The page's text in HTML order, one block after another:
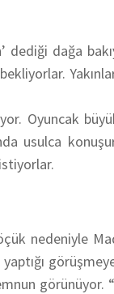
dediği dağa
Oyuncak
usulca
nedeniyle
görünüyor.